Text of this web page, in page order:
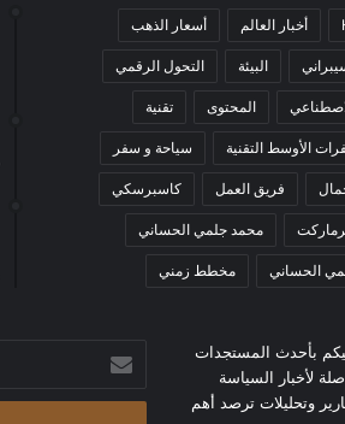
أخبار العالم أسعار الذهب
البيئة التحول الرقمي
المحتوى تقنية
الأوسط التقنية سياحة و سفر
فريق العمل كاسبرسكي
محمد جلمي الحساني
الحساني مخطط زمني
بأحدث المستجدات
لأخبار السياسة
وتحليلات ترصد أهم
بريدك
الإلكتروني